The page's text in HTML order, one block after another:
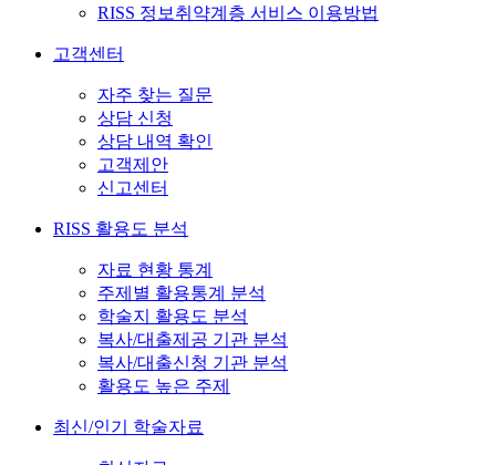
RISS 정보취약계층 서비스 이용방법
고객센터
자주 찾는 질문
상담 신청
상담 내역 확인
고객제안
신고센터
RISS 활용도 분석
자료 현황 통계
주제별 활용통계 분석
학술지 활용도 분석
복사/대출제공 기관 분석
복사/대출신청 기관 분석
활용도 높은 주제
최신/인기 학술자료